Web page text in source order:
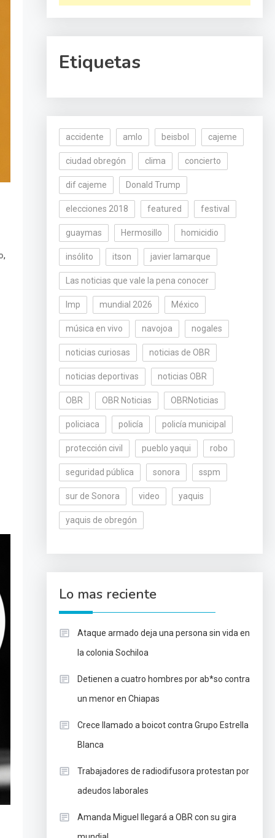
,
Etiquetas
accidente amlo beisbol cajeme
ciudad obregón clima concierto
dif cajeme Donald Trump
elecciones 2018 featured festival
guaymas Hermosillo homicidio
insólito itson javier lamarque
Las noticias que vale la pena conocer
lmp mundial 2026 México
música en vivo navojoa nogales
noticias curiosas noticias de OBR
noticias deportivas noticias OBR
OBR OBR Noticias OBRNoticias
policiaca policía policía municipal
protección civil pueblo yaqui robo
seguridad pública sonora sspm
sur de Sonora video yaquis
yaquis de obregón
Lo mas reciente
Ataque armado deja una persona sin vida en
la colonia Sochiloa
Detienen a cuatro hombres por ab*so contra
un menor en Chiapas
Crece llamado a boicot contra Grupo Estrella
Blanca
Trabajadores de radiodifusora protestan por
adeudos laborales
Amanda Miguel llegará a OBR con su gira